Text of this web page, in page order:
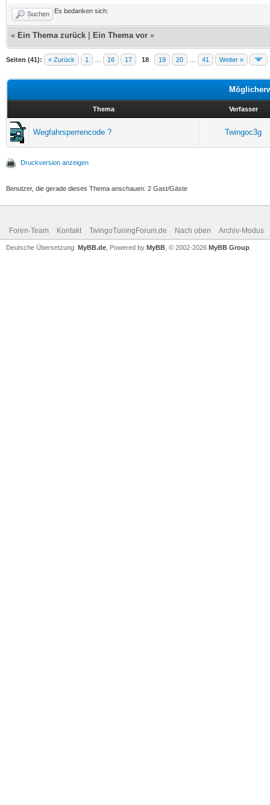
Suchen Es bedanken sich:
« Ein Thema zurück Ein Thema vor »
Seiten (41): « Zurück 1 16 17 18 19 20 41 Weiter »
Thema Verfasser
Wegfahrsperrencode ? Twingoc3g
Druckversion anzeigen
Benutzer, die gerade dieses Thema anschauen: 2 Gast/Gäste
Foren-Team Kontakt TwingoTuningForum.de Nach oben Archiv-Modus
Deutsche Übersetzung: MyBB.de , Powered by MyBB , © 2002-2026 MyBB Group